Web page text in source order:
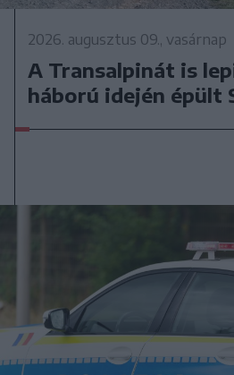
2026. augusztus 09., vasárnap
A Transalpinát is
háború idején épült